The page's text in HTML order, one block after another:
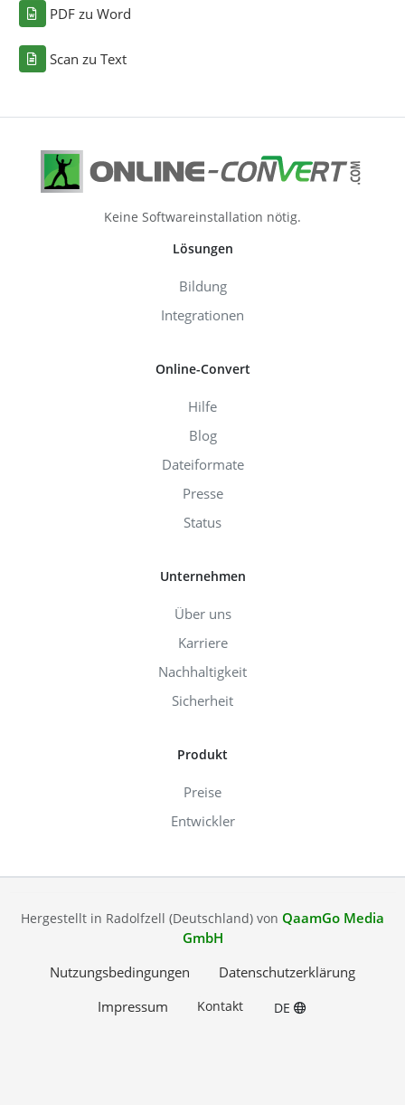
PDF zu Word
Scan zu Text
Keine Softwareinstallation nötig.
Lösungen
Bildung
Integrationen
Online-Convert
Hilfe
Blog
Dateiformate
Presse
Status
Unternehmen
Über uns
Karriere
Nachhaltigkeit
Sicherheit
Produkt
Preise
Entwickler
Hergestellt in Radolfzell (Deutschland) von QaamGo Media
GmbH
Nutzungsbedingungen
Datenschutzerklärung
Impressum
Kontakt DE